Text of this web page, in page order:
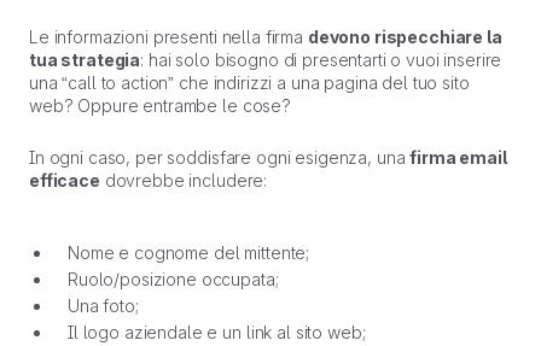
Le informazioni presenti nella firma devono rispecchiare la
tua strategia: hai solo bisogno di presentarti o vuoi inserire
una “call to action” che indirizzi a una pagina del tuo sito
web? Oppure entrambe le cose?
In ogni caso, per soddisfare ogni esigenza, unafirma email
efficace dovrebbe includere:
Nome e cognome del mittente;
Ruolo/posizione occupata;
Una foto;
Il logo aziendale e un link al sito web;